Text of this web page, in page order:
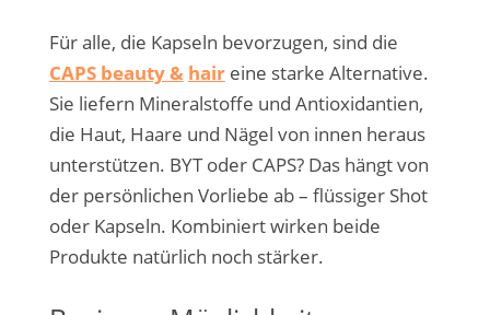
Für alle, die Kapseln bevorzugen, sind die
CAPS beauty & haireine starke Alternative.
Sie liefern Mineralstoffe und Antioxidantien,
die Haut, Haare und Nägel von innen heraus
unterstützen. BYT oder CAPS? Das hängt von
der persönlichen Vorliebe ab – flüssiger Shot
oder Kapseln. Kombiniert wirken beide
Produkte natürlich noch stärker.